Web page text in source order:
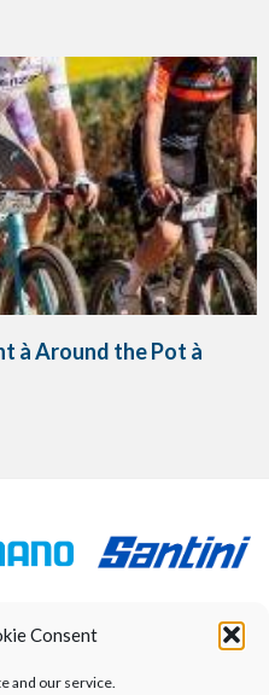
Consent
and our service.
à Around the Pot à
World Championships